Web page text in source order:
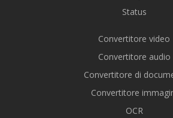
Status
Convertitore video
Convertitore audio
Convertitore di
Convertitore
OCR